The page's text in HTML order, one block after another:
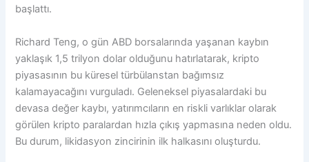
başlattı.
Richard Teng, o gün ABD borsalarında yaşanan kaybın
yaklaşık 1,5 trilyon dolar olduğunu hatırlatarak, kripto
piyasasının bu küresel türbülanstan bağımsız
kalamayacağını vurguladı. Geleneksel piyasalardaki bu
devasa değer kaybı, yatırımcıların en riskli varlıklar olarak
görülen kripto paralardan hızla çıkış yapmasına neden oldu.
Bu durum, likidasyon zincirinin ilk halkasını oluşturdu.